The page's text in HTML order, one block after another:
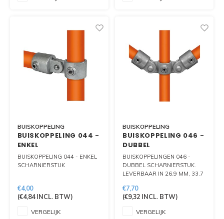
BUISKOPPELING
BUISKOPPELING 044 -
ENKEL
SCHARNIERSTUK
BUISKOPPELING 044 - ENKEL
SCHARNIERSTUK
€4,00
(€4,84INCL. BTW)
VERGELIJK
BUISKOPPELING
BUISKOPPELING 046 -
DUBBEL
SCHARNIERSTUK
BUISKOPPELINGEN 046 -
DUBBEL SCHARNIERSTUK.
LEVERBAAR IN 26.9 MM, 33.7
€7,70
(€9,32 INCL. BTW)
VERGELIJK